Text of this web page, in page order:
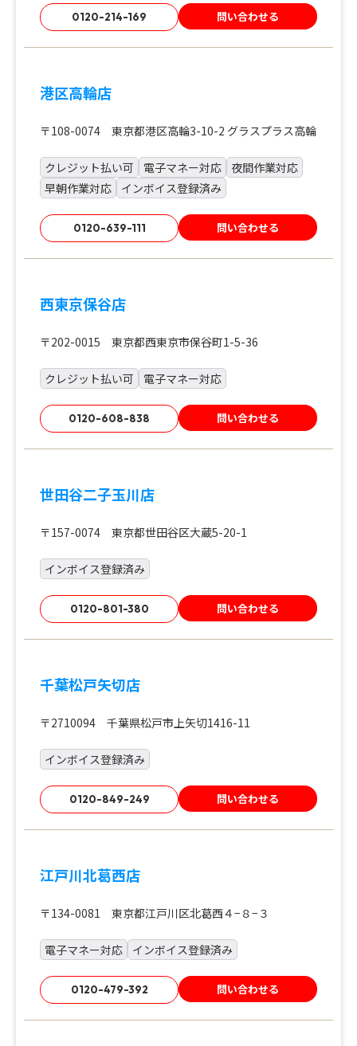
0120-214-169 問い合わせる
港区高輪店
〒108-0074 東京都港区高輪3-10-2 グラスプラス高輪
クレジット払い可 電子マネー対応
夜間作業対応
早朝作業対応
インボイス登録済み
0120-639-111 問い合わせる
西東京保谷店
〒202-0015 東京都西東京市保谷町1-5-36
クレジット払い可 電子マネー対応
0120-608-838 問い合わせる
世田谷二子玉川店
〒157-0074 東京都世田谷区大蔵5-20-1
インボイス登録済み
0120-801-380 問い合わせる
千葉松戸矢切店
〒2710094 千葉県松戸市上矢切1416-11
インボイス登録済み
0120-849-249 問い合わせる
江戸川北葛西店
〒134-0081 東京都江戸川区北葛西４−８−３
電子マネー対応 インボイス登録済み
0120-479-392 問い合わせる